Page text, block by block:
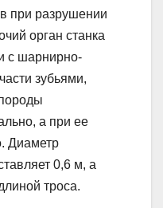
при разрушении
орган станка
с шарнирно-
зубьями,
а при ее
Диаметр
0,6 м, а
троса.